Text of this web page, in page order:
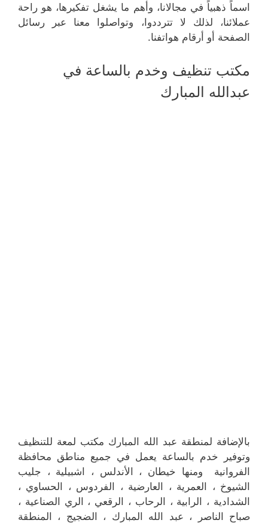
اسماً ذهبياً في مجالانا، وأهم ما يشغل تفكيرها، هو راحة
عملائنا، لذلك لا تترددوا، وتواصلوا معنا عبر رسائل
الصفحة أو أرقام هواتفنا.
مكتب تنظيف وخدم بالساعة في
عبدالله المبارك
بالإضافة لمنطقة عبد الله المبارك مكتب لمعة للتنظيف
وتوفير خدم بالساعة يعمل في جميع مناطق محافظة
الفروانية ومنها خيطان ، الأندلس ، اشبيلية ، جليب
الشيوخ ، العمرية ، العارضية ، الفردوس ، الحساوي ،
الشدادية ، الرابية ، الرحاب ، الرقعي ، الري الصناعية ،
صباح الناصر ، عبد الله المبارك ، الضجيج ، المنطقة